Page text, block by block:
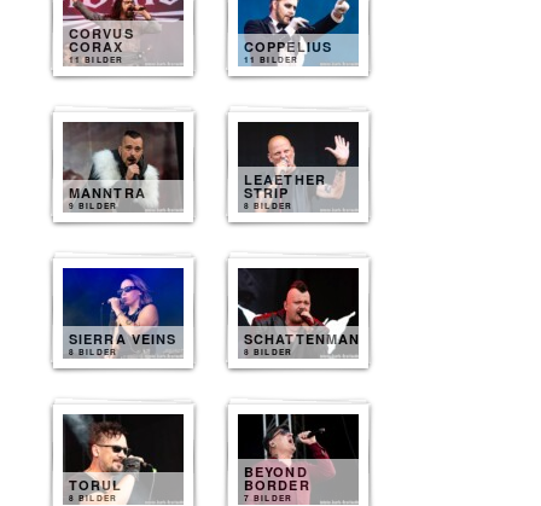
CORVUS
CORAX
11 BILDER
COPPELIUS
11 BILDER
MANNTRA
9 BILDER
LEAETHER
STRIP
8 BILDER
SIERRA VEINS
8 BILDER
SCHATTENMANN
8 BILDER
TORUL
8 BILDER
BEYOND
BORDER
7 BILDER